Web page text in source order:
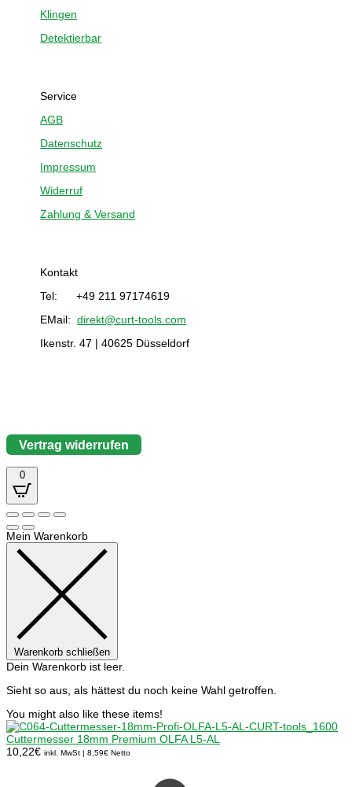
Klingen
Detektierbar
Service
AGB
Datenschutz
Impressum
Widerruf
Zahlung & Versand
Kontakt
Tel: +49 211 97174619
EMail:direkt@curt-tools.com
Ikenstr. 47 | 40625 Düsseldorf
Vertrag widerrufen
0
Mein Warenkorb
Warenkorb schließen
Dein Warenkorb ist leer.
Sieht so aus, als hättest du noch keine Wahl getroffen.
You might also like these items!
Cuttermesser 18mm Premium OLFA L5-AL
10,22€ inkl. MwSt | 8,59€ Netto